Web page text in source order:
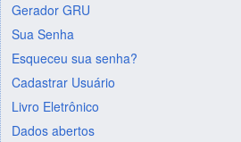
Gerador GRU
Sua Senha
Esqueceu sua senha?
Cadastrar Usuário
Livro Eletrônico
Dados abertos